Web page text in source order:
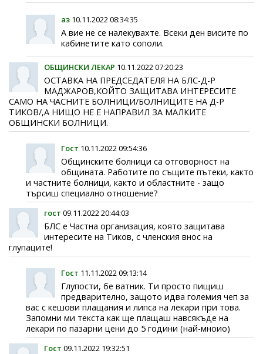
аз 10.11.2022 08:34:35
А вие не се налекувахте. Всеки ден висите по
кабинетите като сополи.
ОБЩИНСКИ ЛЕКАР 10.11.2022 07:20:23
ОСТАВКА НА ПРЕДСЕДАТЕЛЯ НА БЛС-Д-Р
МАДЖАРОВ,КОЙТО ЗАЩИТАВА ИНТЕРЕСИТЕ
САМО НА ЧАСНИТЕ БОЛНИЦИ/БОЛНИЦИТЕ НА Д-Р
ТИКОВ/,А НИЩО НЕ Е НАПРАВИЛ ЗА МАЛКИТЕ
ОБЩИНСКИ БОЛНИЦИ.
Гост 10.11.2022 09:54:36
Общинските болници са отговорност на
общината. Работите по същите пътеки, както
и частните болници, както и областните - защо
търсиш специално отношение?
гост 09.11.2022 20:44:03
БЛС е Частна организация, която защитава
интересите на Тиков, с членския внос на
глупаците!
Гост 11.11.2022 09:13:14
Глупости, бе ватник. Ти просто пищиш
предварително, защото идва големия чеп за
вас с кешови плащания и липса на лекари при това.
Запомни ми текста как ще плащаш навсякъде на
лекари по пазарни цени до 5 години (най-мноио)
Гост 09.11.2022 19:32:51